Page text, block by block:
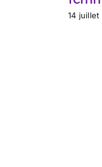
14 juillet